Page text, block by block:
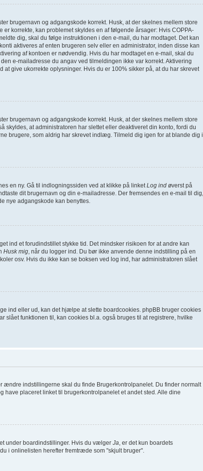
brugernavn og adgangskode korrekt. Husk, at der skelnes mellem store
korrekte, kan problemet skyldes en af følgende årsager: Hvis COPPA-
dig, skal du følge instruktionen i den e-mail, du har modtaget. Det kan
aktiveres af enten brugeren selv eller en administrator, inden disse kan
af kontoen er nødvendig. Hvis du har modtaget en e-mail, skal du
e-mailadresse du angav ved tilmeldingen ikke var korrekt. Aktivering
give ukorrekte oplysninger. Hvis du er 100% sikker på, at du har skrevet
brugernavn og adgangskode korrekt. Husk, at der skelnes mellem store
skyldes, at administratoren har slettet eller deaktiveret din konto, fordi du
brugere, som aldrig har skrevet indlæg. Tilmeld dig igen for at blande dig i
en ny. Gå til indlogningssiden ved at klikke på linket Log ind øverst på
dit brugernavn og din e-mailadresse. Der fremsendes en e-mail til dig,
nye adgangskode kan benyttes.
ind et forudindstillet stykke tid. Det mindsker risikoen for at andre kan
Husk mig , når du logger ind. Du bør ikke anvende denne indstilling på en
osv. Hvis du ikke kan se boksen ved log ind, har administratoren slået
ind eller ud, kan det hjælpe at slette boardcookies. phpBB bruger cookies
funktionen til, kan cookies bl.a. også bruges til at registrere, hvilke
indstillingerne skal du finde Brugerkontrolpanelet. Du finder normalt
have placeret linket til brugerkontrolpanelet et andet sted. Alle dine
under boardindstillinger. Hvis du vælger Ja , er det kun boardets
i onlinelisten herefter fremtræde som "skjult bruger".